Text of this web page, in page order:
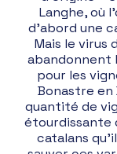
Langhe, où
d’abord une
Mais le virus
abandonnent
pour les
Bonastre en
quantité de
étourdissante
catalans